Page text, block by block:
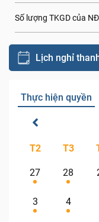
Số lượng TKGD của
Lịch nghỉ
Thực hiện quyền
T2 T3
27 28
3 4